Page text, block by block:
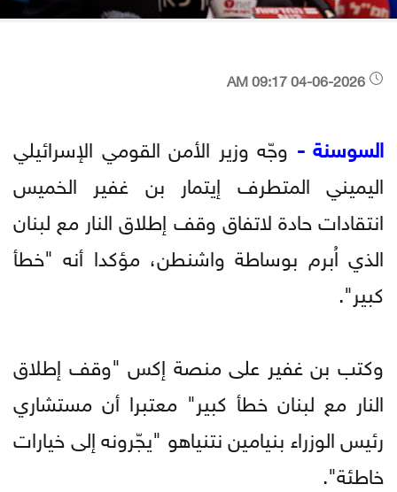
السوسنة - وجّه وزير الأمن القومي الإسرائيلي
اليميني المتطرف إيتمار بن غفير الخميس
انتقادات حادة لاتفاق وقف إطلاق النار مع لبنان
الذي اُبرم بوساطة واشنطن، مؤكدا أنه "خطأ
كبير".
وكتب بن غفير على منصة إكس "وقف إطلاق
النار مع لبنان خطأ كبير" معتبرا أن مستشاري
رئيس الوزراء بنيامين نتنياهو "يجّرونه إلى خيارات
خاطئة".